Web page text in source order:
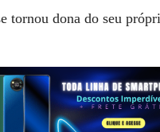
tornou dona do seu